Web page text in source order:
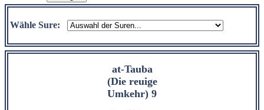
Wähle Sure:
at-Tauba
(Die reuige
Umkehr) 9